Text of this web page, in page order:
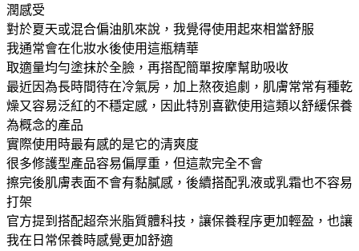
潤感受
對於夏天或混合偏油肌來說，我覺得使用起來相當舒服
我通常會在化妝水後使用這瓶精華
取適量均勻塗抹於全臉，再搭配簡單按摩幫助吸收
最近因為長時間待在冷氣房，加上熬夜追劇，肌膚常常有種乾
燥又容易泛紅的不穩定感，因此特別喜歡使用這類以舒緩保養
為概念的產品
實際使用時最有感的是它的清爽度
很多修護型產品容易偏厚重，但這款完全不會
擦完後肌膚表面不會有黏膩感，後續搭配乳液或乳霜也不容易
打架
官方提到搭配超奈米脂質體科技，讓保養程序更加輕盈，也讓
我在日常保養時感覺更加舒適